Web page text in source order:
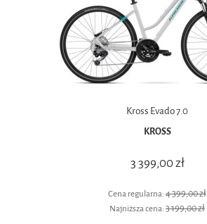
Kross Evado 7.0
KROSS
3 399,00 zł
Cena regularna:4 399,00 zł
Najniższa cena:3 199,00 zł